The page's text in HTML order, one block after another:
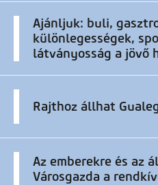
Ajánljuk: buli,
különlegességek,
látványosság a jövő
Rajthoz állhat
Az emberekre és az
Városgazda a